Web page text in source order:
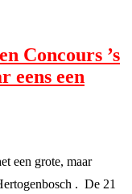
Concours ’s
eens een
een grote, maar
. De 21